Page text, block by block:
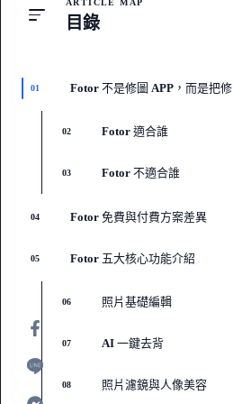
目錄
01 Fotor 不是修圖 APP，而是把
02 Fotor 適合誰
03 Fotor 不適合誰
04 Fotor 免費與付費方案差異
05 Fotor 五大核心功能介紹
06 照片基礎編輯
07 AI 一鍵去背
08 照片濾鏡與人像美容